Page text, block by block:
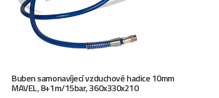
Buben samonavíjecí vzduchové hadice 10mm
MAVEL, 8+1m/15bar, 360x330x210